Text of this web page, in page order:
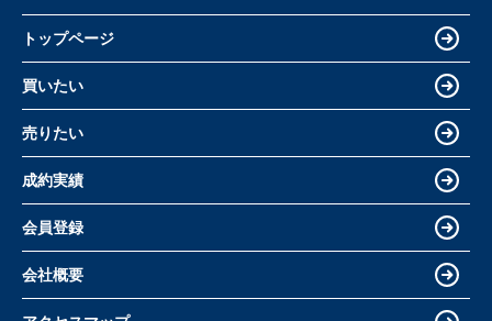
トップページ
買いたい
売りたい
成約実績
会員登録
会社概要